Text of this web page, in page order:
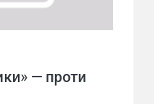
— проти